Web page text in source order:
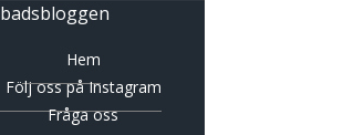
Hem
Följ oss på Instagram
Fråga oss